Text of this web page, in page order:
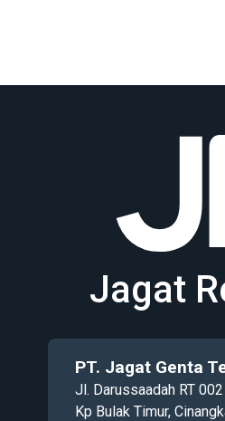
Jagat
PT. Jagat Genta
Jl. Darussaadah RT
Kp Bulak Timur,